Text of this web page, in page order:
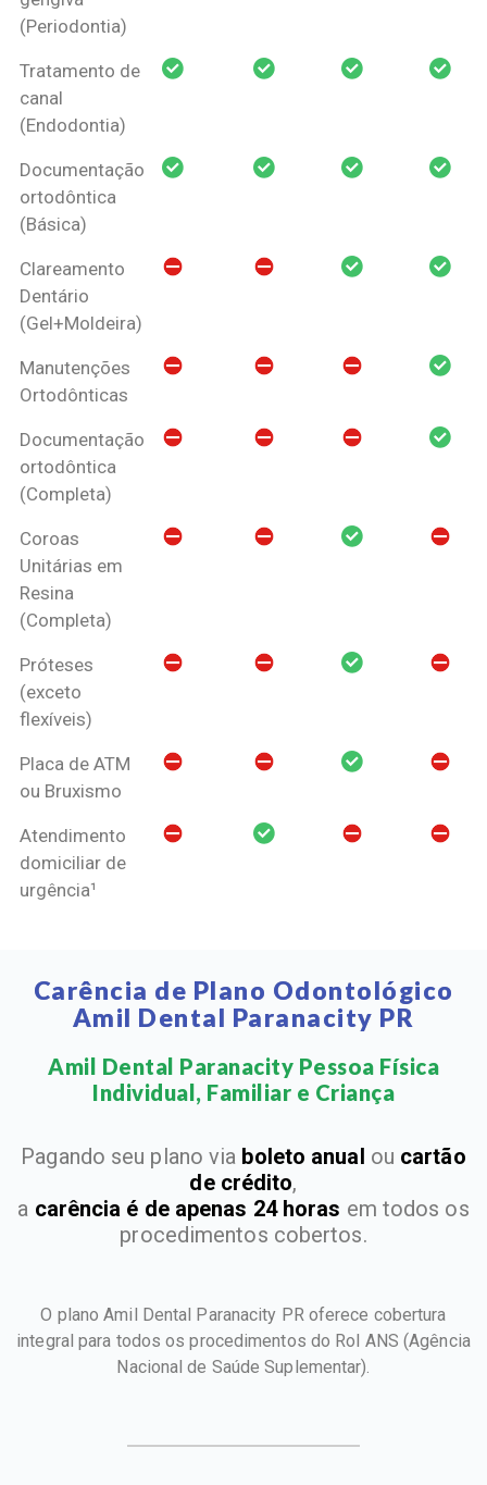
(Periodontia)
Tratamento de
canal
(Endodontia)
Documentação
ortodôntica
(Básica)
Clareamento
Dentário
(Gel+Moldeira)
Manutenções
Ortodônticas
Documentação
ortodôntica
(Completa)
Coroas
Unitárias em
Resina
(Completa)
Próteses
(exceto
flexíveis)
Placa de ATM
ou Bruxismo
Atendimento
domiciliar de
urgência¹
Carência de Plano Odontológico
Amil Dental Paranacity PR
Amil Dental Paranacity Pessoa Física
Individual, Familiar e Criança​
Pagando seu plano via boleto anual ou cartão
de crédito,
a carência é de apenas 24 horas em todos os
procedimentos cobertos.
O plano Amil Dental Paranacity PR oferece cobertura
integral para todos os procedimentos do Rol ANS (Agência
Nacional de Saúde Suplementar).